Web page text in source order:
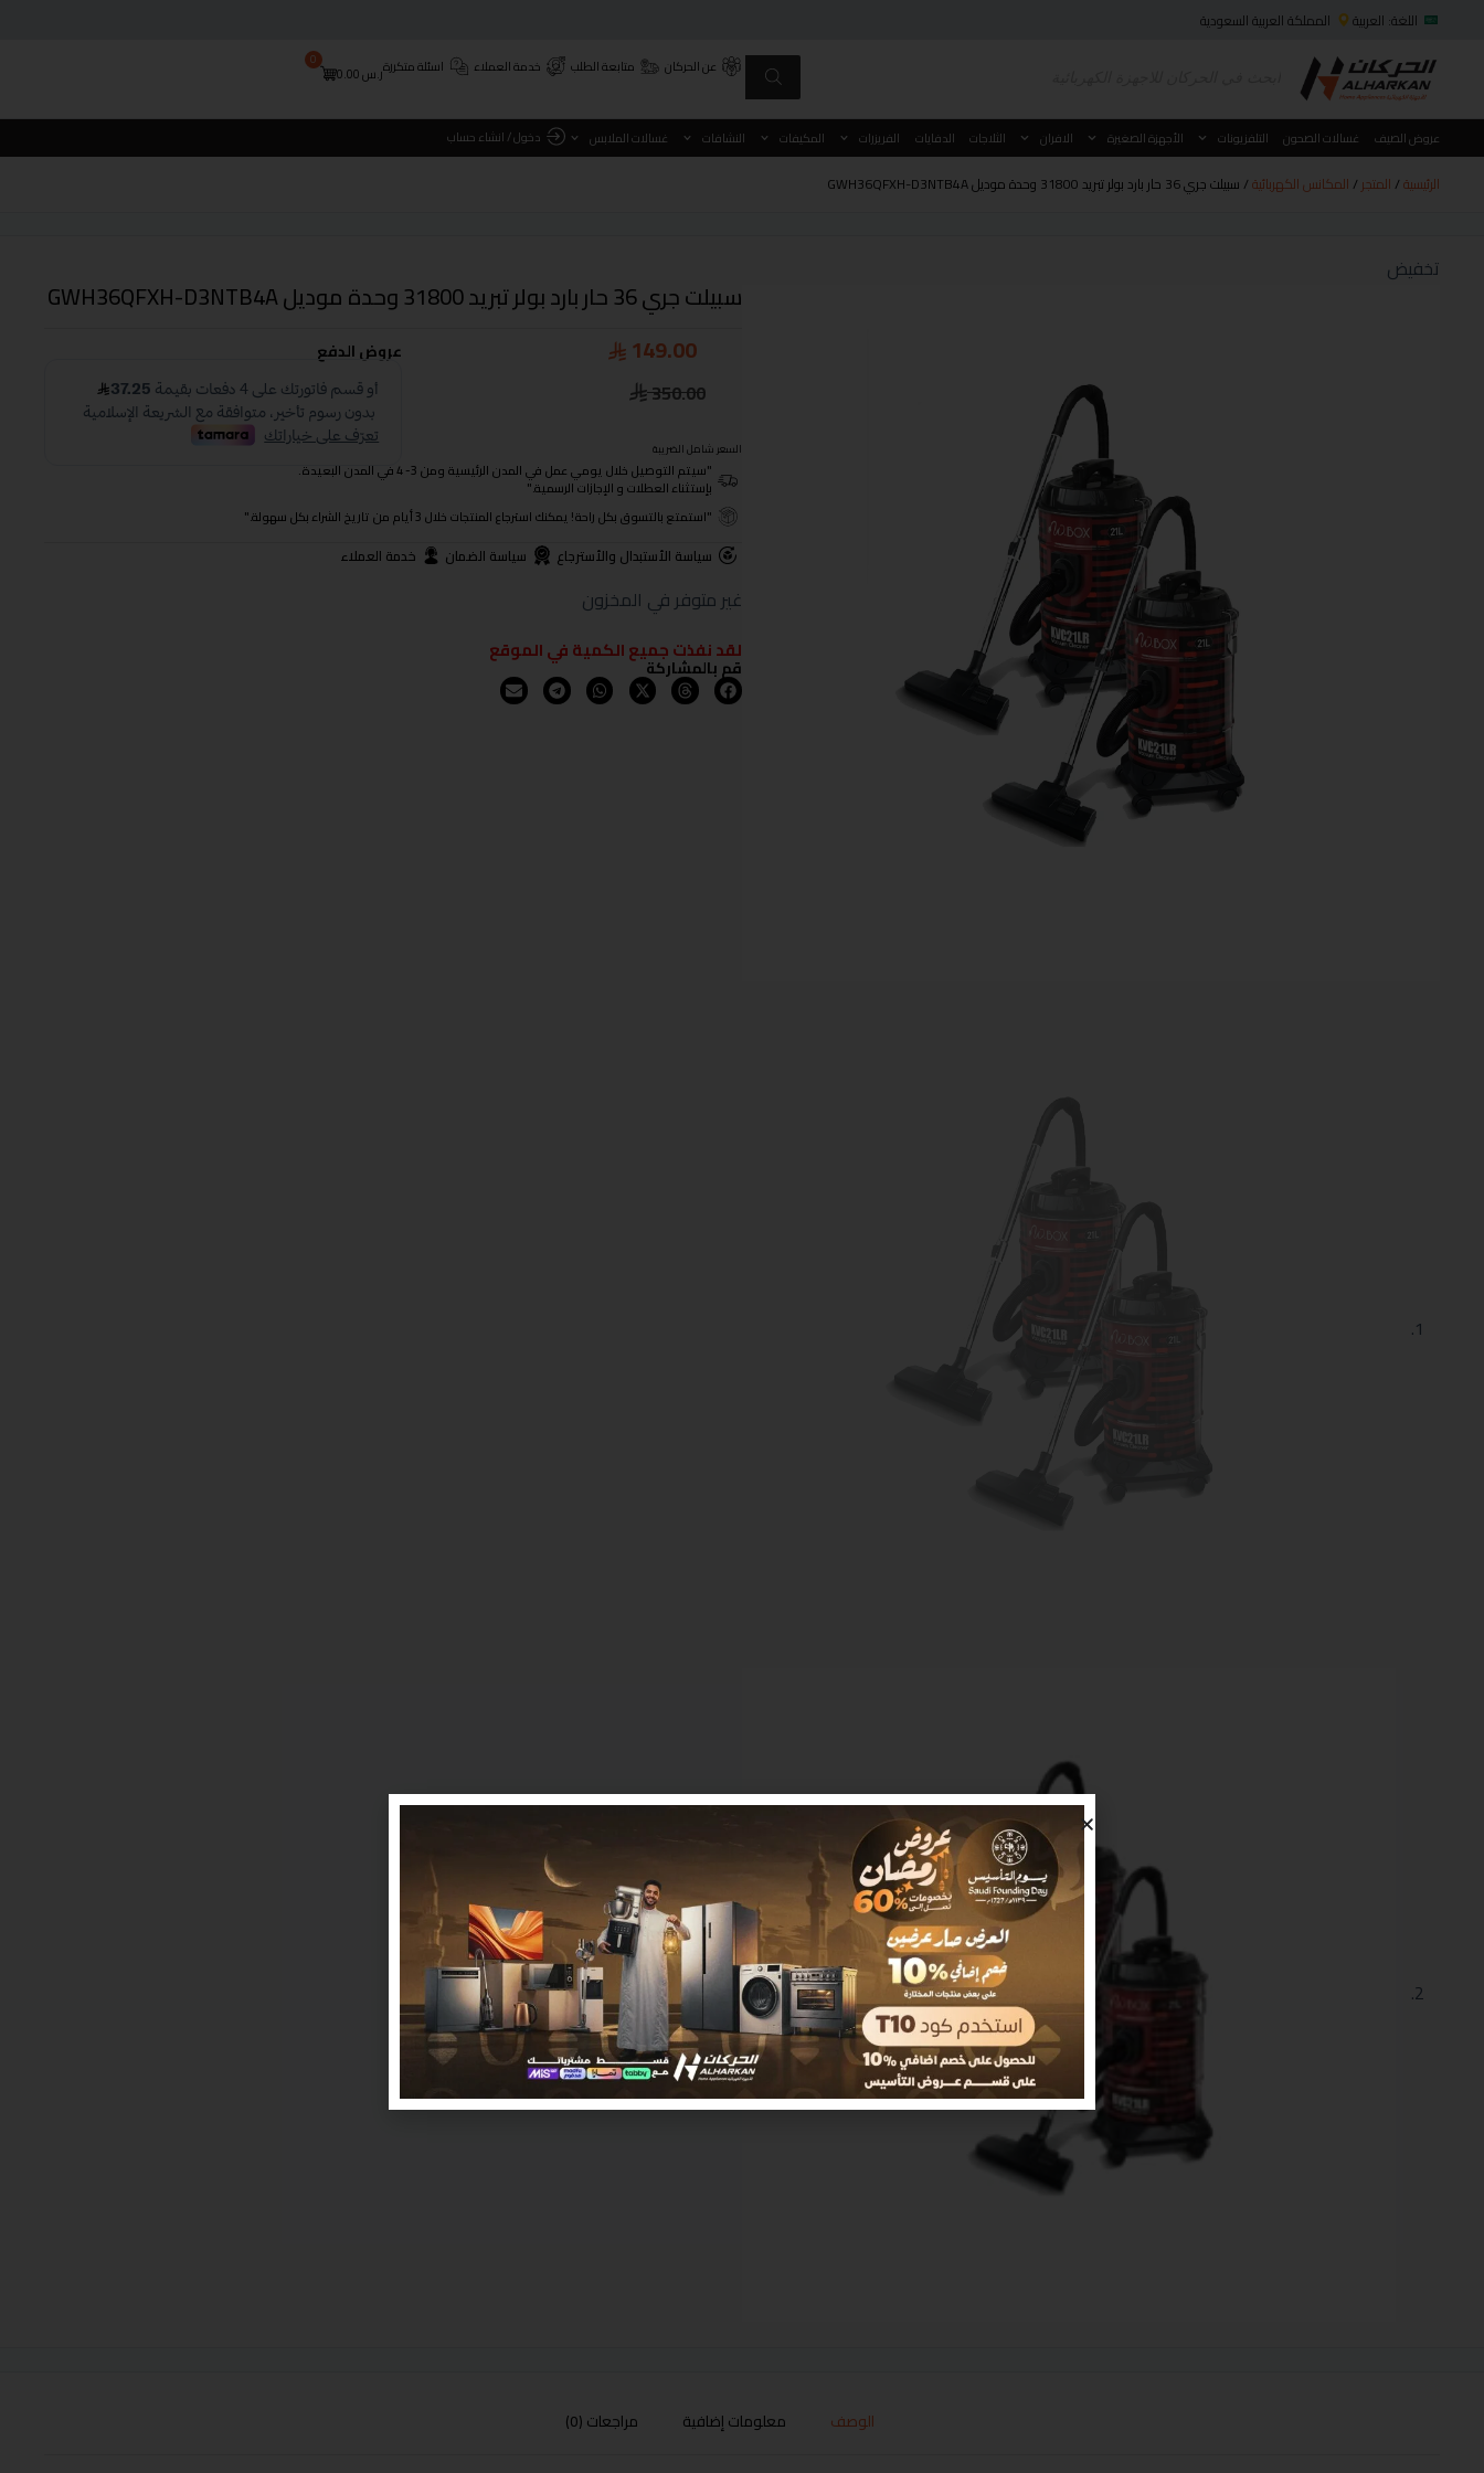
اللغة: العربية المملكة العربية السعودية
عن الحركان متابعة الطلب خدمة العملاء اسئلة متكررةر.س0.00
0
عروض الصيف غسالات الصحون التلفزيونات الأجهزة الصغيرة الافران الثلاجات الدفايات الفريزرات المكيفات النشافات غسالات الملابس دخول / انشاء حساب
الرئيسية/ المتجر / المكانس الكهربائية/ سبيلت جري 36 حار بارد بولر تبريد 31800 وحدة موديل GWH36QFXH-D3NTB4A
تخفيض
سبيلت جري 36 حار بارد بولر تبريد 31800 وحدة موديل GWH36QFXH-D3NTB4A
350.00
149.00
السعر شامل الضريبة
عروض الدفع
"سيتم التوصيل خلال يومي عمل في المدن الرئيسية ومن 3- 4 في المدن البعيدة.
بإستثناء العطلات و الإجازات الرسمية."
"استمتع بالتسوق بكل راحة! يمكنك استرجاع المنتجات خلال 3 أيام من تاريخ الشراء بكل سهولة."
سياسة الأستبدال والأسترجاع سياسة الضمان خدمة العملاء
غير متوفر في المخزون
لقد نفذت جميع الكمية في الموقع
قم بالمشاركة
الوصف معلومات إضافية مراجعات (0)